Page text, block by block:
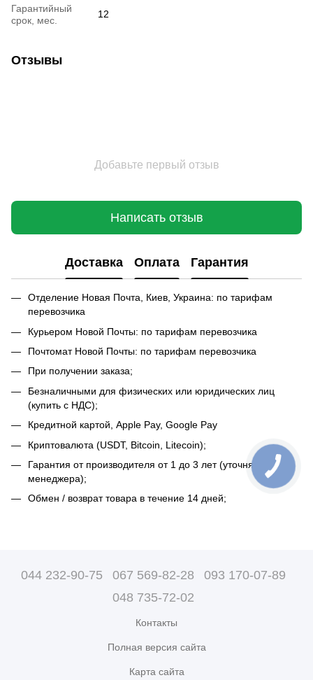
Гарантийный
срок, мес.
12
Отзывы
Добавьте первый отзыв
Написать отзыв
Доставка Оплата Гарантия
Отделение Новая Почта, Киев, Украина: по тарифам
перевозчика
Курьером Новой Почты: по тарифам перевозчика
Почтомат Новой Почты: по тарифам перевозчика
При получении заказа;
Безналичными для физических или юридических лиц
(купить с НДС);
Кредитной картой, Apple Pay, Google Pay
Криптовалюта (USDT, Bitcoin, Litecoin);
Гарантия от производителя от 1 до 3 лет (уточняйте у
менеджера);
Обмен / возврат товара в течение 14 дней;
044 232-90-75 067 569-82-28
093 170-07-89
048 735-72-02
Контакты
Полная версия сайта
Карта сайта